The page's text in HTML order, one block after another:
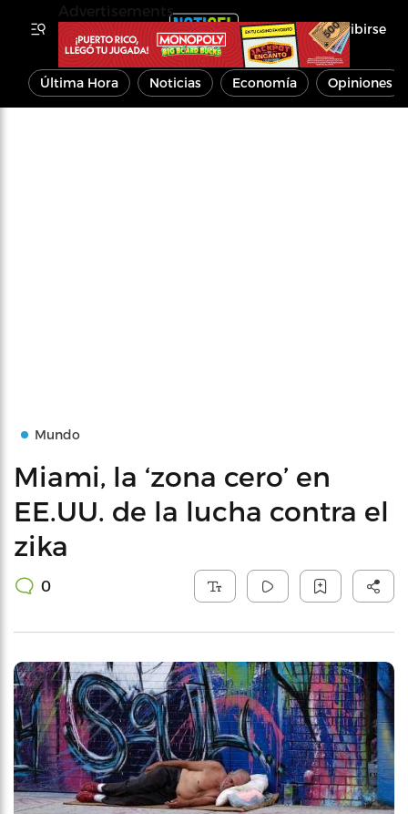
Inscribirse
Última Hora Noticias Economía Opiniones
Mundo
Miami, la ‘zona cero’ en
EE.UU. de la lucha contra el
zika
0
Advertisements